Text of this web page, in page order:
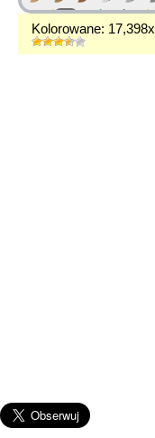
Kolorowane: 17,398x